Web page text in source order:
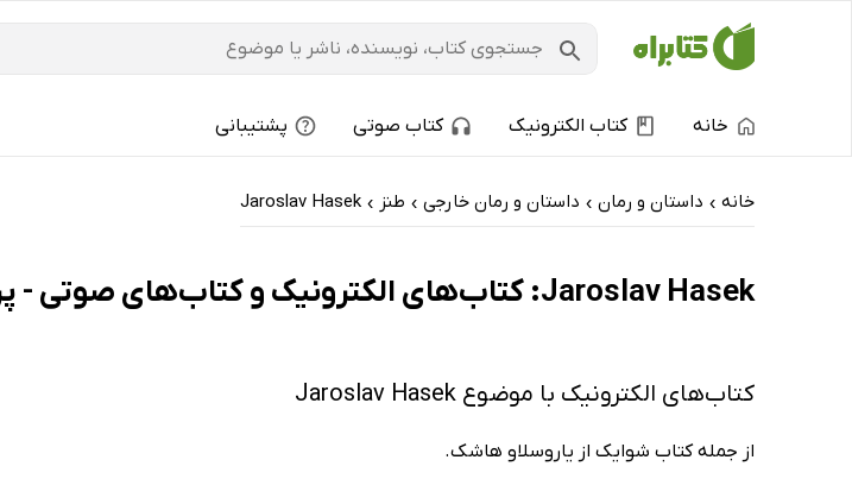
خانه کتاب الکترونیک کتاب صوتی پشتیبانی
خانه › داستان و رمان › داستان و رمان خارجی › طنز ›
Jaroslav Hasek
Jaroslav Hasek: کتاب‌های الکترونیک و کتاب‌های صوتی - پرفروش‌ها
کتاب‌های الکترونیک با موضوع Jaroslav Hasek
از جمله کتاب شوایک از یاروسلاو هاشک.